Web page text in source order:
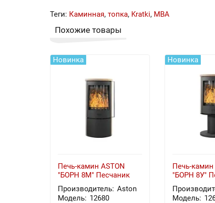
Теги: Каминная, топка, Kratki, MBA
Похожие товары
Новинка
Печь-камин ASTON
"БОРН 8М" Песчаник
Производитель: Aston
Модель: 12680
Новинка
Печь-камин
"БОРН 8У"
Модель: